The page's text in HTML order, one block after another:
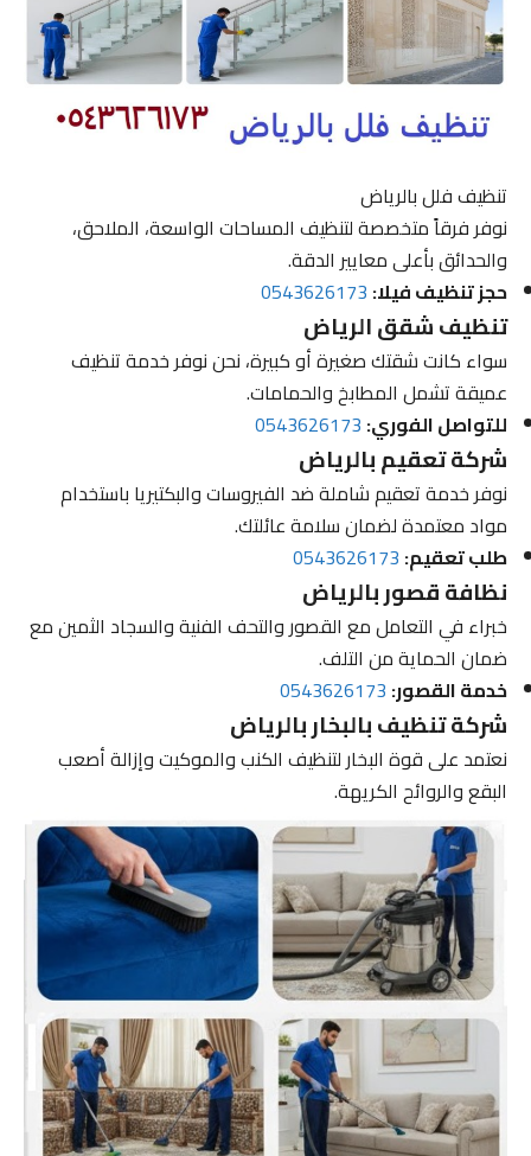
تنظيف فلل بالرياض
نوفر فرقاً متخصصة لتنظيف المساحات الواسعة، الملاحق،
والحدائق بأعلى معايير الدقة.
حجز تنظيف فيلا:0543626173
تنظيف شقق الرياض
سواء كانت شقتك صغيرة أو كبيرة، نحن نوفر خدمة تنظيف
عميقة تشمل المطابخ والحمامات.
للتواصل الفوري:0543626173
شركة تعقيم بالرياض
نوفر خدمة تعقيم شاملة ضد الفيروسات والبكتيريا باستخدام
مواد معتمدة لضمان سلامة عائلتك.
طلب تعقيم:0543626173
نظافة قصور بالرياض
خبراء في التعامل مع القصور والتحف الفنية والسجاد الثمين مع
ضمان الحماية من التلف.
خدمة القصور:0543626173
شركة تنظيف بالبخار بالرياض
نعتمد على قوة البخار لتنظيف الكنب والموكيت وإزالة أصعب
البقع والروائح الكريهة.